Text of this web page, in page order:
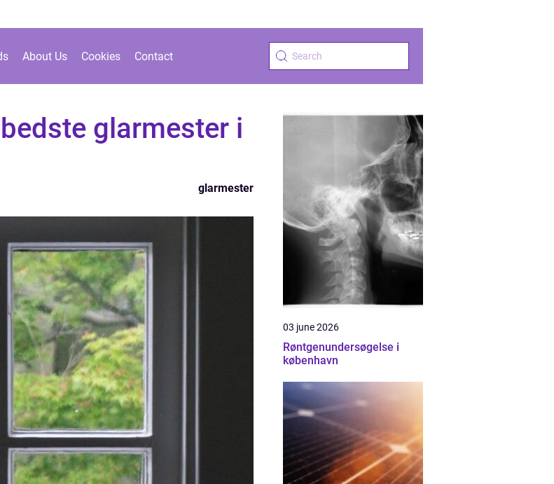
About Us Cookies Contact
glarmester i
glarmester
03 june 2026
Røntgenundersøgelse i
københavn